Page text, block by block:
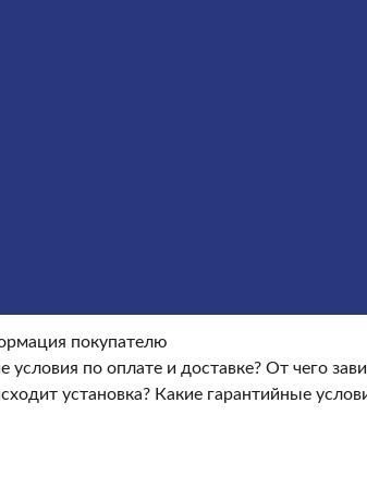
покупателю
условия по оплате и доставке? От чего
установка? Какие гарантийные